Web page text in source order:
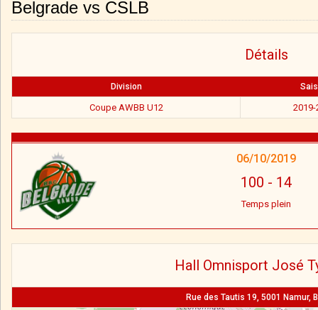
Belgrade vs CSLB
Détails
Division
Coupe AWBB U12 2019-
06/10/2019
100 - 14
Temps plein
Hall Omnisport José
Rue des Tautis 19, 5001 Namur,